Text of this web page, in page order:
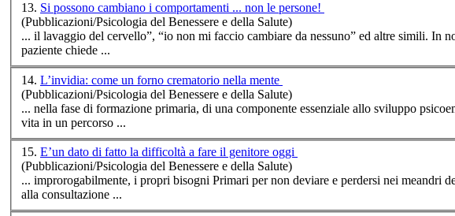
13. Si possono cambiano i comportamenti ... non le persone!
(Pubblicazioni/Psicologia del Benessere e della Salute)
... il lavaggio del cervello”, “io non mi faccio cambiare da nessuno” ed altre simili. In
paziente chiede ...
14.
L’invidia: come un forno crematorio nella mente
(Pubblicazioni/Psicologia del Benessere e della Salute)
... nella fase di formazione primaria, di una componente essenziale allo sviluppo
vita in un percorso ...
15. E’un dato di fatto la difficoltà a fare il genitore oggi
(Pubblicazioni/Psicologia del Benessere e della Salute)
... improrogabilmente, i propri bisogni Primari per non deviare e perdersi nei meandri
alla consultazione ...